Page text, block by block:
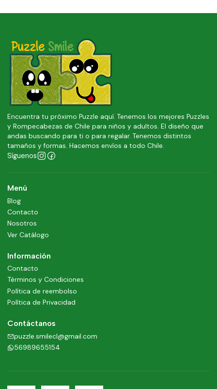
Encuentra tu próximo Puzzle aquí. Tenemos los mejores Puzzles
y Rompecabezas de Chile para niños y adultos. El diseño que
andas buscando para ti o para regalar. Tenemos distintos
tamaños y formas. Hacemos envíos a todo Chile.
Síguenos
Menú
Blog
Contacto
Nosotros
Ver Catálogo
Información
Contacto
Términos y Condiciones
Política de reembolso
Política de Privacidad
Contáctanos
puzzle.smilecl@gmail.com
56989655154